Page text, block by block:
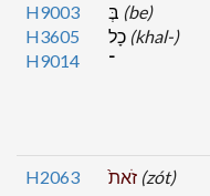
H9003
H3605
H9014
(be)
(khal-)
־
H2063 (zót)